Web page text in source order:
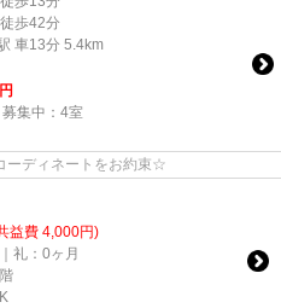
徒歩42分
車13分 5.4km
集中： 4室
ーディネートをお約束☆
益費 4,000円)
礼：0ヶ月